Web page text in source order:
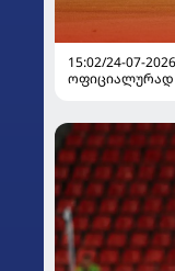
15:02/24-07-2026
ოფიციალურად